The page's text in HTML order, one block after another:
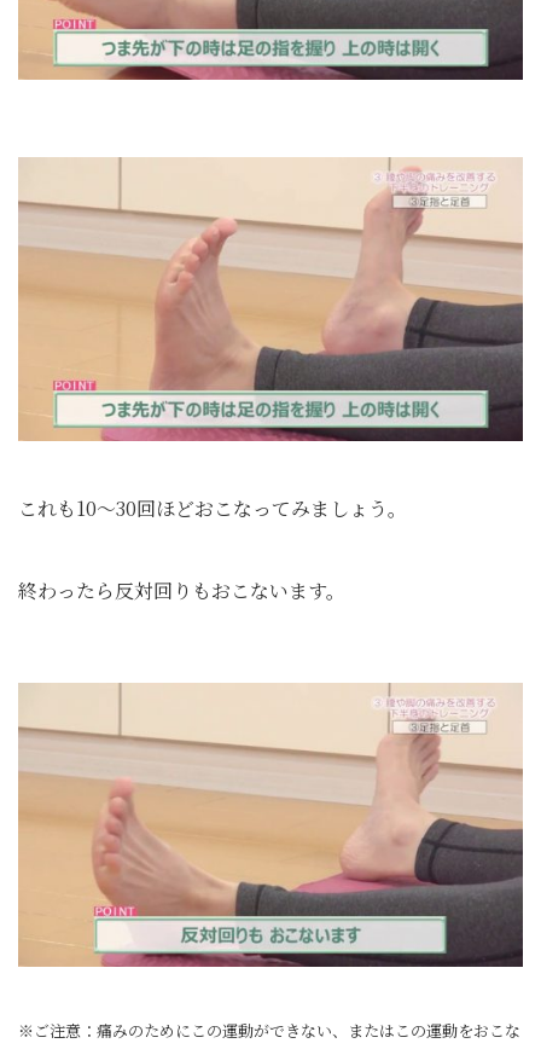
これも10～30回ほどおこなってみましょう。
終わったら反対回りもおこないます。
※ご注意：痛みのためにこの運動ができない、またはこの運動をおこな